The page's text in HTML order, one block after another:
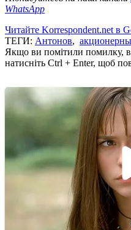
WhatsApp
Читайте Korrespondent.net в
ТЕГИ: Антонов,
Якщо ви помітили помилку,
натисніть Ctrl + Enter, щоб